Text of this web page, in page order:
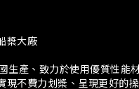
槳大廠
生產、致力於使用優質性能
現不費力划槳、呈現更好的